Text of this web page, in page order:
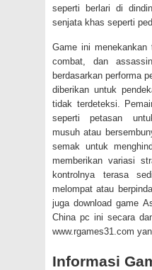
seperti berlari di
senjata khas seperti
Game ini menekankan
combat, dan
berdasarkan performa
diberikan untuk
tidak terdeteksi.
seperti petasan
musuh atau
semak untuk
memberikan variasi
kontrolnya terasa
melompat atau
juga download game
China pc ini secara
www.rgames31.com
Informasi